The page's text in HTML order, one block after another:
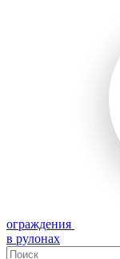
ограждения
в рулонах